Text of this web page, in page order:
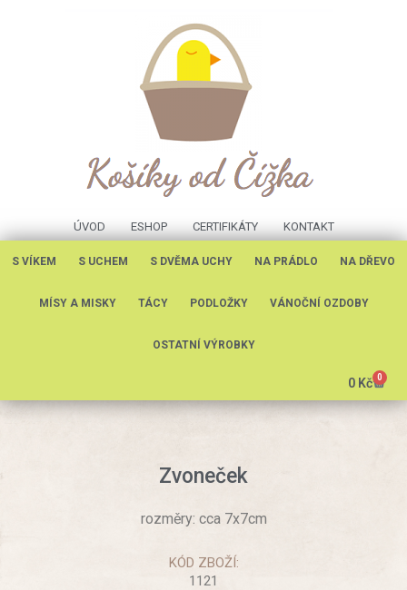
ÚVOD ESHOP CERTIFIKÁTY KONTAKT
S VÍKEM S UCHEM S DVĚMA UCHY NA PRÁDLO NA DŘEVO
MÍSY A MISKY TÁCY PODLOŽKY VÁNOČNÍ OZDOBY
OSTATNÍ VÝROBKY
0 Kč 0
Zvoneček
rozměry: cca 7x7cm
KÓD ZBOŽÍ:
1121